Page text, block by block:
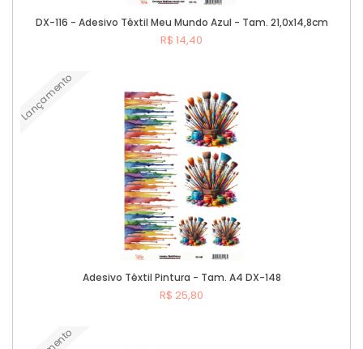
DX-116 - Adesivo Têxtil Meu Mundo Azul - Tam. 21,0x14,8cm
R$ 14,40
Lançamento
Adesivo Têxtil Pintura - Tam. A4 DX-148
R$ 25,80